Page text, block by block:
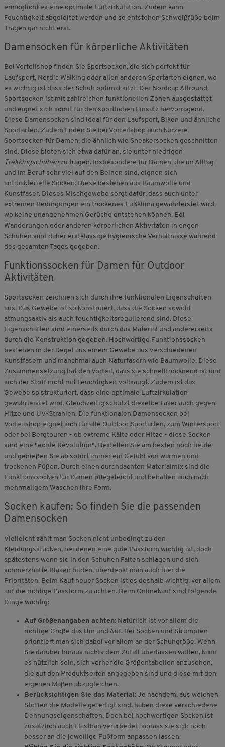
ermöglicht es eine optimale Luftzirkulation. Zudem kann
Feuchtigkeit abgeleitet werden und so entstehen Schweißfüße beim
Tragen gar nicht erst.
Damensocken für körperliche Aktivitäten
Bei Vorteilshop finden Sie Sportsocken, die sich perfekt für
Laufsport, Nordic Walking oder allen anderen Sportarten eignen, wo
es wichtig ist dass der Schuh optimal sitzt. Der Nordcap Allround
Sportsocken ist mit zahlreichen funktionellen Zonen ausgestattet
und eignet sich somit für den sportlichen Einsatz hervorragend.
Diese Damensocken sind ideal für den Laufsport, Biken und ähnliche
Sportarten. Zudem finden Sie bei Vorteilshop auch kürzere
Sportsocken für Damen, die ähnlich wie Sneakersocken geschnitten
sind. Diese bieten sich etwa dafür an, sie unter niedrigen
Trekkingschuhen zu tragen. Insbesondere für Damen, die im Alltag
und im Beruf sehr viel auf den Beinen sind, eignen sich
antibakterielle Socken. Diese bestehen aus Baumwolle und
Kunstfaser. Dieses Mischgewebe sorgt dafür, dass auch unter
extremen Bedingungen ein trockenes Fußklima gewährleistet wird,
wo keine unangenehmen Gerüche entstehen können. Bei
Wanderungen oder anderen körperlichen Aktivitäten in engen
Schuhen sind daher erstklassige hygienische Verhältnisse während
des gesamten Tages gegeben.
Funktionssocken für Damen für Outdoor
Aktivitäten
Sportsocken zeichnen sich durch ihre funktionalen Eigenschaften
aus. Das Gewebe ist so konstruiert, dass die Socken sowohl
atmungsaktiv als auch feuchtigkeitsregulierend sind. Diese
Eigenschaften sind einerseits durch das Material und andererseits
durch die Konstruktion gegeben. Hochwertige Funktionssocken
bestehen in der Regel aus einem Gewebe aus verschiedenen
Kunstfasern und manchmal auch Naturfasern wie Baumwolle. Diese
Zusammensetzung hat den Vorteil, dass sie schnelltrocknend ist und
sich der Stoff nicht mit Feuchtigkeit vollsaugt. Zudem ist das
Gewebe so strukturiert, dass eine optimale Luftzirkulation
gewährleistet wird. Gleichzeitig schützt dieselbe Faser auch gegen
Hitze und UV-Strahlen. Die funktionalen Damensocken bei
Vorteilshop eignet sich für alle Outdoor Sportarten, zum Wintersport
oder bei Bergtouren - ob extreme Kälte oder Hitze - diese Socken
sind eine "echte Revolution". Bestellen Sie am besten noch heute
und genießen Sie ab sofort immer ein Gefühl von warmen und
trockenen Füßen. Durch einen durchdachten Materialmix sind die
Funktionssocken für Damen pflegeleicht und behalten auch nach
mehrmaligem Waschen ihre Form.
Socken kaufen: So finden Sie die passenden
Damensocken
Vielleicht zählt man Socken nicht unbedingt zu den
Kleidungsstücken, bei denen eine gute Passform wichtig ist, doch
spätestens wenn sie in den Schuhen Falten schlagen und sich
schmerzhafte Blasen bilden, überdenkt man auch hier die
Prioritäten. Beim Kauf neuer Socken ist es deshalb wichtig, vor allem
auf die richtige Passform zu achten. Beim Onlinekauf sind folgende
Dinge wichtig:
Auf Größenangaben achten: Natürlich ist vor allem die
richtige Größe das Um und Auf. Bei Socken und Strümpfen
orientiert man sich dabei vor allem an der Schuhgröße. Wenn
Sie darüber hinaus nichts dem Zufall überlassen wollen, kann
es nützlich sein, sich vorher die Größentabellen anzusehen,
die auf den Produktseiten angegeben sind und diese mit den
eigenen Maßen abzugleichen.
Berücksichtigen Sie das Material: Je nachdem, aus welchen
Stoffen die Modelle gefertigt sind, haben diese verschiedene
Dehnungseigenschaften. Doch bei hochwertigen Socken ist
zusätzlich auch Elasthan verarbeitet, sodass sie sich noch
besser an die jeweilige Fußform anpassen lassen.